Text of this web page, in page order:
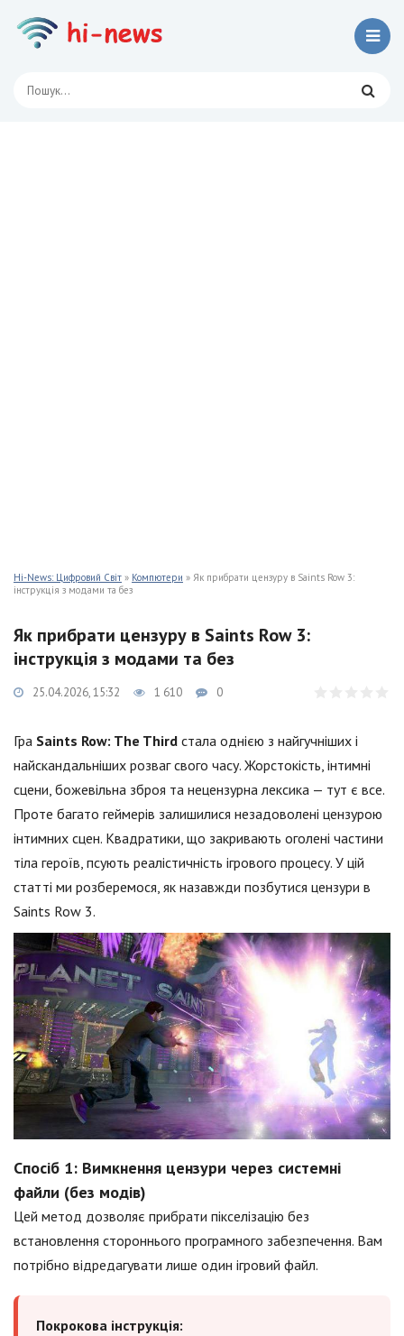
Hi-News: Цифровий Світ » Компютери » Як прибрати цензуру в Saints Row 3:
інструкція з модами та без
Як прибрати цензуру в Saints Row 3:
інструкція з модами та без
25.04.2026, 15:32 1 610 0
Гра Saints Row: The Third стала однією з найгучніших і
найскандальніших розваг свого часу. Жорстокість, інтимні
сцени, божевільна зброя та нецензурна лексика — тут є все.
Проте багато геймерів залишилися незадоволені цензурою
інтимних сцен. Квадратики, що закривають оголені частини
тіла героїв, псують реалістичність ігрового процесу. У цій
статті ми розберемося, як назавжди позбутися цензури в
Saints Row 3.
Спосіб 1: Вимкнення цензури через системні
файли (без модів)
Цей метод дозволяє прибрати пікселізацію без
встановлення стороннього програмного забезпечення. Вам
потрібно відредагувати лише один ігровий файл.
Покрокова інструкція: